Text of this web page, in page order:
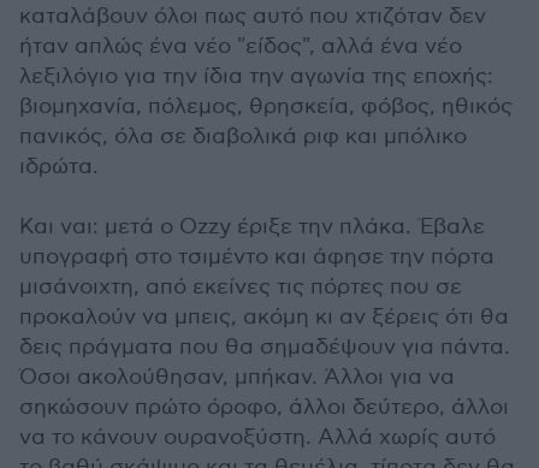
καταλάβουν όλοι πως αυτό που χτιζόταν δεν
ήταν απλώς ένα νέο "είδος", αλλά ένα νέο
λεξιλόγιο για την ίδια την αγωνία της εποχής:
βιομηχανία, πόλεμος, θρησκεία, φόβος, ηθικός
πανικός, όλα σε διαβολικά ριφ και μπόλικο
ιδρώτα.
Και ναι: μετά ο Ozzy έριξε την πλάκα. Έβαλε
υπογραφή στο τσιμέντο και άφησε την πόρτα
μισάνοιχτη, από εκείνες τις πόρτες που σε
προκαλούν να μπεις, ακόμη κι αν ξέρεις ότι θα
δεις πράγματα που θα σημαδέψουν για πάντα.
Όσοι ακολούθησαν, μπήκαν. Άλλοι για να
σηκώσουν πρώτο όροφο, άλλοι δεύτερο, άλλοι
να το κάνουν ουρανοξύστη. Αλλά χωρίς αυτό